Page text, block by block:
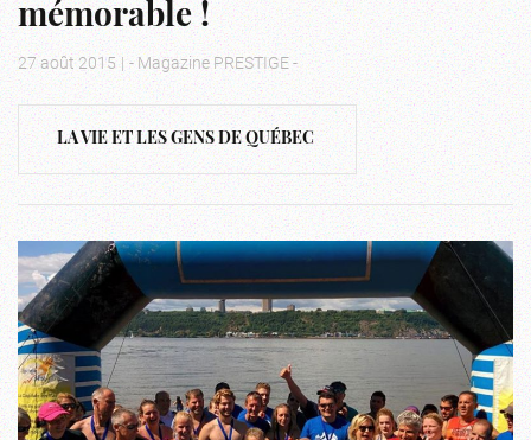
mémorable !
27 août 2015 | - Magazine PRESTIGE -
LA VIE ET LES GENS DE QUÉBEC